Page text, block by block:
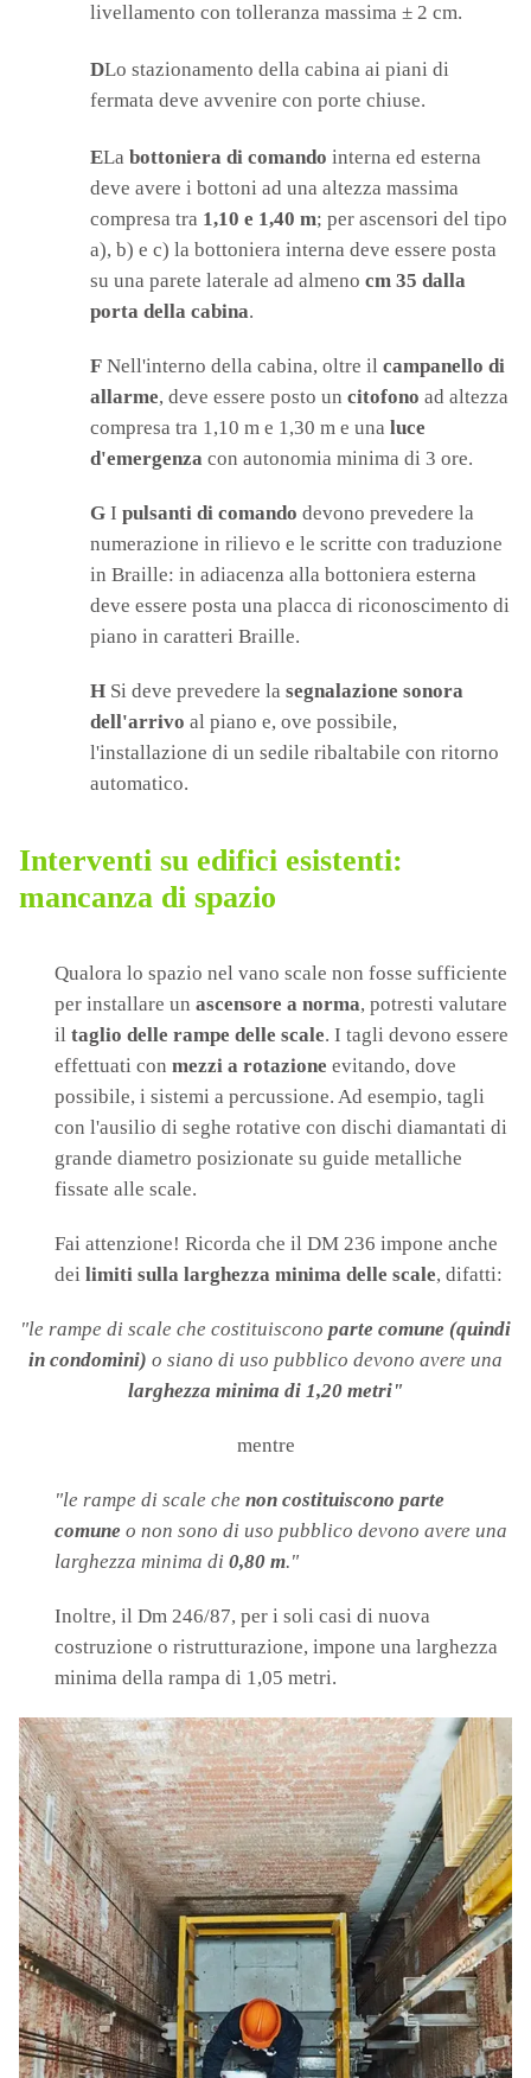
livellamento con tolleranza massima ± 2 cm.
DLo stazionamento della cabina ai piani di
fermata deve avvenire con porte chiuse.
ELa bottoniera di comando interna ed esterna
deve avere i bottoni ad una altezza massima
compresa tra 1,10 e 1,40 m; per ascensori del tipo
a), b) e c) la bottoniera interna deve essere posta
su una parete laterale ad almeno cm 35 dalla
porta della cabina.
F Nell'interno della cabina, oltre il campanello di
allarme, deve essere posto un citofono ad altezza
compresa tra 1,10 m e 1,30 m e una luce
d'emergenza con autonomia minima di 3 ore.
G I pulsanti di comando devono prevedere la
numerazione in rilievo e le scritte con traduzione
in Braille: in adiacenza alla bottoniera esterna
deve essere posta una placca di riconoscimento di
piano in caratteri Braille.
H Si deve prevedere la segnalazione sonora
dell'arrivo al piano e, ove possibile,
l'installazione di un sedile ribaltabile con ritorno
automatico.
Interventi su edifici esistenti:
mancanza di spazio
Qualora lo spazio nel vano scale non fosse sufficiente
per installare un ascensore a norma, potresti valutare
il taglio delle rampe delle scale. I tagli devono essere
effettuati con mezzi a rotazione evitando, dove
possibile, i sistemi a percussione. Ad esempio, tagli
con l'ausilio di seghe rotative con dischi diamantati di
grande diametro posizionate su guide metalliche
fissate alle scale.
Fai attenzione! Ricorda che il DM 236 impone anche
dei limiti sulla larghezza minima delle scale, difatti:
"le rampe di scale che costituiscono parte comune (quindi
in condomini) o siano di uso pubblico devono avere una
larghezza minima di 1,20 metri"
mentre
"le rampe di scale che non costituiscono parte
comune o non sono di uso pubblico devono avere una
larghezza minima di 0,80 m."
Inoltre, il Dm 246/87, per i soli casi di nuova
costruzione o ristrutturazione, impone una larghezza
minima della rampa di 1,05 metri.